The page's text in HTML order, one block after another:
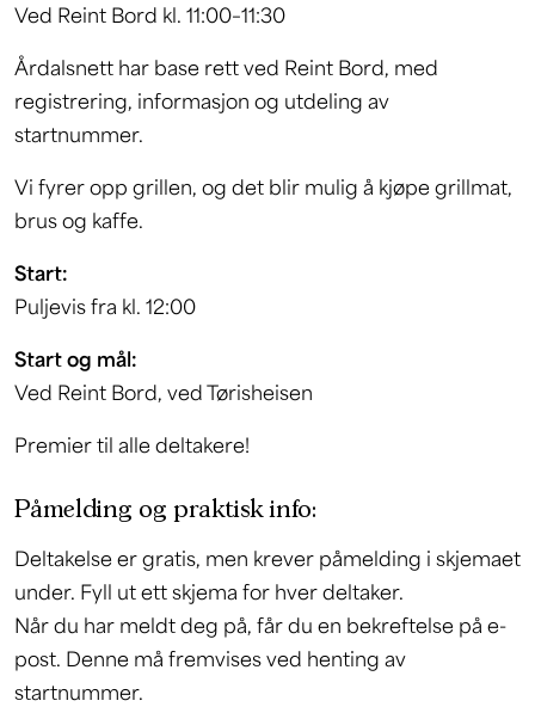
Ved Reint Bord kl. 11:00–11:30
Årdalsnett har base rett ved Reint Bord, med
registrering, informasjon og utdeling av
startnummer.
Vi fyrer opp grillen, og det blir mulig å kjøpe grillmat,
brus og kaffe.
Start:
Puljevis fra kl. 12:00
Start og mål:
Ved Reint Bord, ved Tørisheisen
Premier til alle deltakere!
Påmelding og praktisk info:
Deltakelse er gratis, men krever påmelding i skjemaet
under. Fyll ut ett skjema for hver deltaker.
Når du har meldt deg på, får du en bekreftelse på e-
post. Denne må fremvises ved henting av
startnummer.